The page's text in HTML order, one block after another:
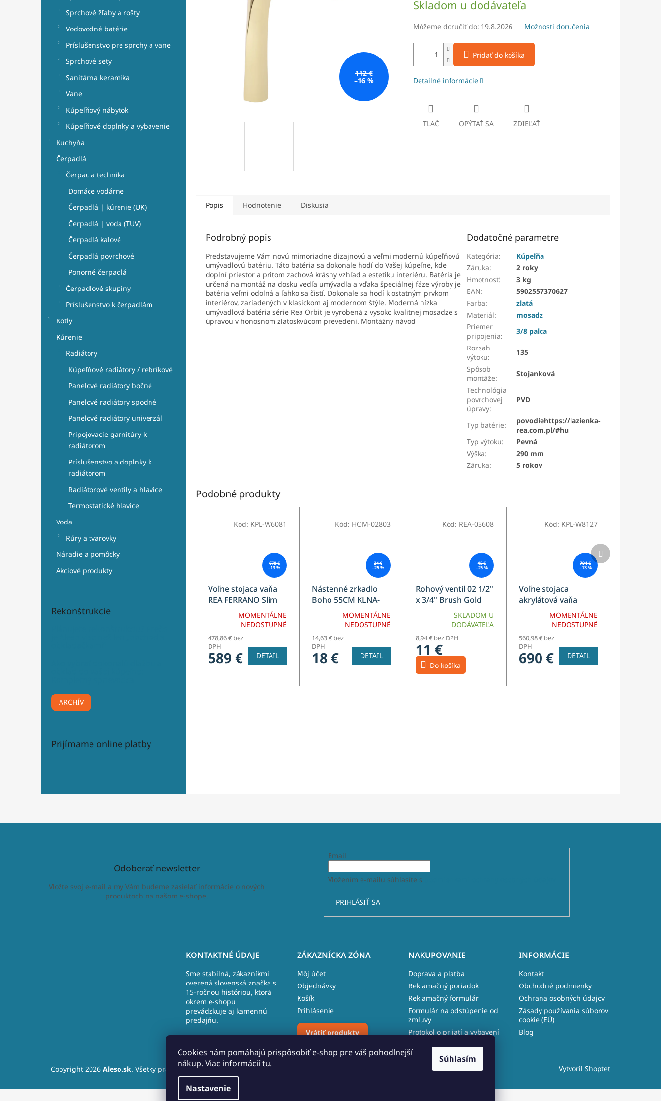
Cookies nám pomáhajú prispôsobiť e-shop pre váš pohodlnejší
nákup. Viac informáciítu.
Nastavenie
Súhlasím
Sprchové žľaby a rošty
Vodovodné batérie
Príslušenstvo pre sprchy a vane
Sprchové sety
Sanitárna keramika
Vane
Kúpeľňový nábytok
Kúpeľňové doplnky a vybavenie
Kuchyňa
Čerpadlá
Čerpacia technika
Domáce vodárne
Čerpadlá | kúrenie (UK)
Čerpadlá | voda (TUV)
Čerpadlá kalové
Čerpadlá povrchové
Ponorné čerpadlá
Čerpadlové skupiny
Príslušenstvo k čerpadlám
Kotly
Kúrenie
Radiátory
Kúpeľňové radiátory / rebríkové
Panelové radiátory bočné
Panelové radiátory spodné
Panelové radiátory univerzál
Pripojovacie garnitúry k
radiátorom
Príslušenstvo a doplnky k
radiátorom
Radiátorové ventily a hlavice
Termostatické hlavice
Voda
Rúry a tvarovky
Náradie a pomôcky
Akciové produkty
Rekonštrukcie
ARCHÍV
Prijímame online platby
112 €
–16 %
cena:
Skladom u dodávateľa
Môžeme doručiť do: 19.8.2026 Možnosti doručenia
Pridať do košíka
Detailné informácie
TLAČ OPÝTAŤ SA ZDIEĽAŤ
Popis Hodnotenie Diskusia
Podrobný popis
Predstavujeme Vám novú mimoriadne dizajnovú a veľmi modernú kúpeľňovú
umývadlovú batériu. Táto batéria sa dokonale hodí do Vašej kúpeľne, kde
doplní priestor a pritom zachová krásny vzhľad a estetiku interiéru. Batéria je
určená na montáž na dosku vedľa umývadla a vďaka špeciálnej fáze výroby je
batéria veľmi odolná a ľahko sa čistí. Dokonale sa hodí k ostatným prvkom
interiérov, zariadených v klasickom aj modernom štýle. Moderná nízka
umývadlová batéria série Rea Orbit je vyrobená z vysoko kvalitnej mosadze s
úpravou v honosnom zlatoskvúcom prevedení. Montážny návod
Dodatočné parametre
Kategória:
Kúpeľňa
Záruka:
2 roky
Hmotnosť:
3 kg
EAN:
5902557370627
Farba:
zlatá
Materiál:
mosadz
Priemer
pripojenia:
3/8 palca
Rozsah
výtoku:
135
Spôsob
montáže:
Stojanková
Technológia
povrchovej
úpravy:
PVD
Typ batérie:
povodiehttps://lazienka-
rea.com.pl/#hu
Typ výtoku:
Pevná
Výška:
290 mm
Záruka: 5 rokov
Podobné produkty
678 €
–13 %
Voľne stojaca vaňa
REA FERRANO Slim
MOMENTÁLNE
NEDOSTUPNÉ
478,86 € bez
DPH
589 € DETAIL
Kód: KPL-W6081
24 €
–25 %
Nástenné zrkadlo
Boho 55CM KLNA-
MOMENTÁLNE
NEDOSTUPNÉ
14,63 € bez
DPH
18 € DETAIL
Kód: HOM-02803
15 €
–26 %
Rohový ventil 02 1/2"
x 3/4" Brush Gold
SKLADOM U
DODÁVATEĽA
8,94 € bez DPH
11 €
Do košíka
Kód: REA-03608
794 €
–13 %
Voľne stojaca
akrylátová vaňa
ATENA 170MOMENTÁLNE
NEDOSTUPNÉ
560,98 € bez
DPH
690 € DETAIL
Kód: KPL-W8127
Ďalší
produkt
Odoberať newsletter
Vložte svoj e-mail a my Vám budeme zasielať informácie o nových
produktoch na našom e-shope.
Email
Vložením e-mailu súhlasíte s
PRIHLÁSIŤ SA
KONTAKTNÉ ÚDAJE
Sme stabilná, zákazníkmi
overená slovenská značka s
15-ročnou históriou, ktorá
okrem e-shopu
prevádzkuje aj kamennú
predajňu.
Nižná
+421 (9)10 109 096
ZÁKAZNÍCKA ZÓNA
Môj účet
Objednávky
Košík
Prihlásenie
Vrátiť produkty
NAKUPOVANIE
Doprava a platba
Reklamačný poriadok
Reklamačný formulár
Formulár na odstúpenie od
zmluvy
Protokol o prijatí a vybavení
INFORMÁCIE
Kontakt
Obchodné podmienky
Ochrana osobných údajov
Zásady používania súborov
cookie (EÚ)
Blog
Vytvoril Shoptet
Copyright 2026 Aleso.sk. Všetky práva vyhradené.Upraviť nastavenie cookies